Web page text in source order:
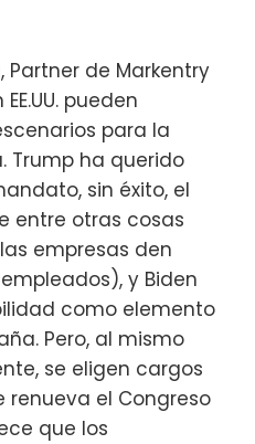
Partner de Markentry
pueden
para la
Trump ha querido
sin éxito, el
entre otras cosas
empresas den
y Biden
como elemento
Pero, al mismo
se eligen cargos
renueva el Congreso
que los